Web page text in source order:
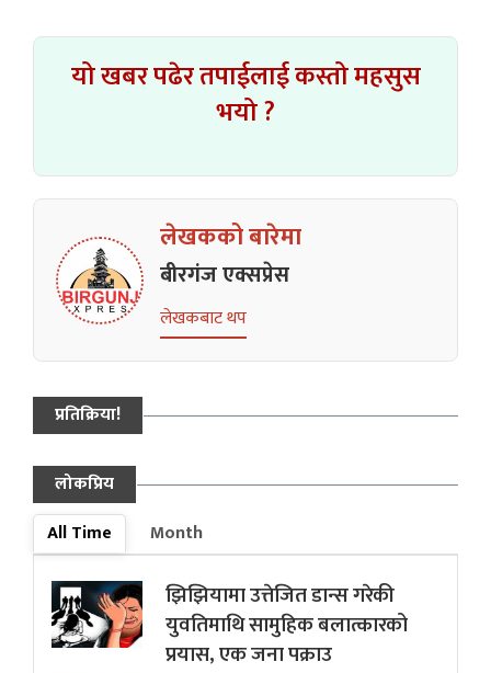
यो खबर पढेर तपाईलाई कस्तो महसुस
भयो ?
लेखकको बारेमा
बीरगंज एक्सप्रेस
लेखकबाट थप
प्रतिक्रिया!
लोकप्रिय
All Time
Month
झिझियामा उत्तेजित डान्स गरेकी
युवतिमाथि सामुहिक बलात्कारको
प्रयास, एक जना पक्राउ